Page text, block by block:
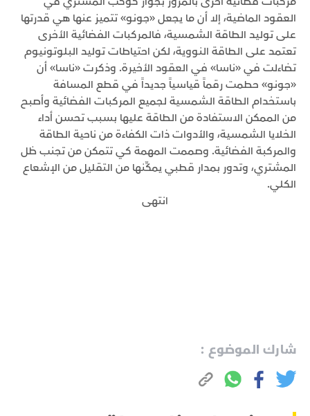
العقود الماضية، إلا أن ما يجعل «جونو» تتميز عنها هي قدرتها
على توليد الطاقة الشمسية، فالمركبات الفضائية الأخرى
تعتمد على الطاقة النووية، لكن احتياطات توليد البلوتونيوم
تضاءلت في «ناسا» في العقود الأخيرة. وذكرت «ناسا» أن
«جونو» حطمت رقماً قياسياً جديداً في قطع المسافة
باستخدام الطاقة الشمسية لجميع المركبات الفضائية وأصبح
من الممكن الاستفادة من الطاقة عليها بسبب تحسن أداء
الخلايا الشمسية، والأدوات ذات الكفاءة من ناحية الطاقة
والمركبة الفضائية. وصممت المهمة كي تتمكن من تجنب ظل
المشتري، وتدور بمدار قطبي يمكِّنها من التقليل من الإشعاع
الكلي.
انتهى
شارك الموضوع :